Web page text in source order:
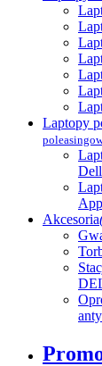
Laptopy
Dell
Akcesoria